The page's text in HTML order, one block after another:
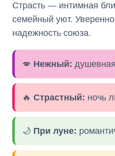
Страсть — интимная
семейный уют.
надежность союза.
💋 Нежный:
🔥 Страстный: ночь
🌙 При луне: